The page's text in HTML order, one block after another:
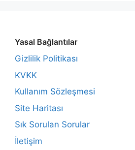
Yasal Bağlantılar
Gizlilik Politikası
KVKK
Kullanım Sözleşmesi
Site Haritası
Sık Sorulan Sorular
İletişim